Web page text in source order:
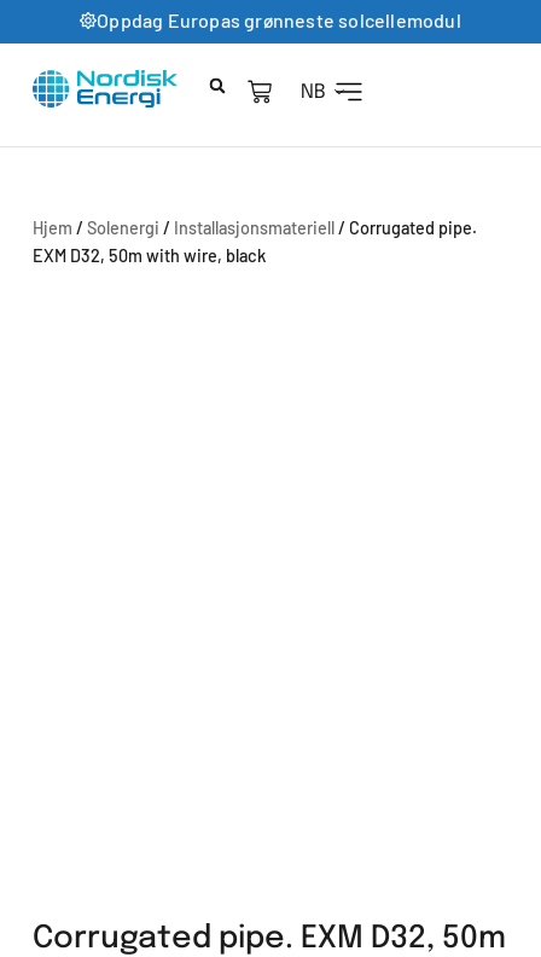
Oppdag Europas grønneste solcellemodul
NB
Hjem / Solenergi / Installasjonsmateriell/ Corrugated pipe.
EXM D32, 50m with wire, black
Corrugated pipe. EXM D32, 50m